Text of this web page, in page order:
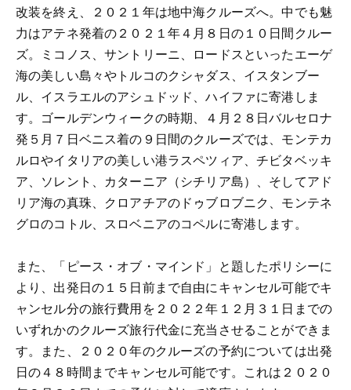
改装を終え、２０２１年は地中海クルーズへ。中でも魅
力はアテネ発着の２０２１年４月８日の１０日間クルー
ズ。ミコノス、サントリーニ、ロードスといったエーゲ
海の美しい島々やトルコのクシャダス、イスタンブー
ル、イスラエルのアシュドッド、ハイファに寄港しま
す。ゴールデンウィークの時期、４月２８日バルセロナ
発５月７日ベニス着の９日間のクルーズでは、モンテカ
ルロやイタリアの美しい港ラスペツィア、チビタベッキ
ア、ソレント、カターニア（シチリア島）、そしてアド
リア海の真珠、クロアチアのドゥブロブニク、モンテネ
グロのコトル、スロベニアのコペルに寄港します。
また、「ピース・オブ・マインド」と題したポリシーに
より、出発日の１５日前まで自由にキャンセル可能でキ
ャンセル分の旅行費用を２０２２年１２月３１日までの
いずれかのクルーズ旅行代金に充当させることができま
す。また、２０２０年のクルーズの予約については出発
日の４８時間までキャンセル可能です。これは２０２０